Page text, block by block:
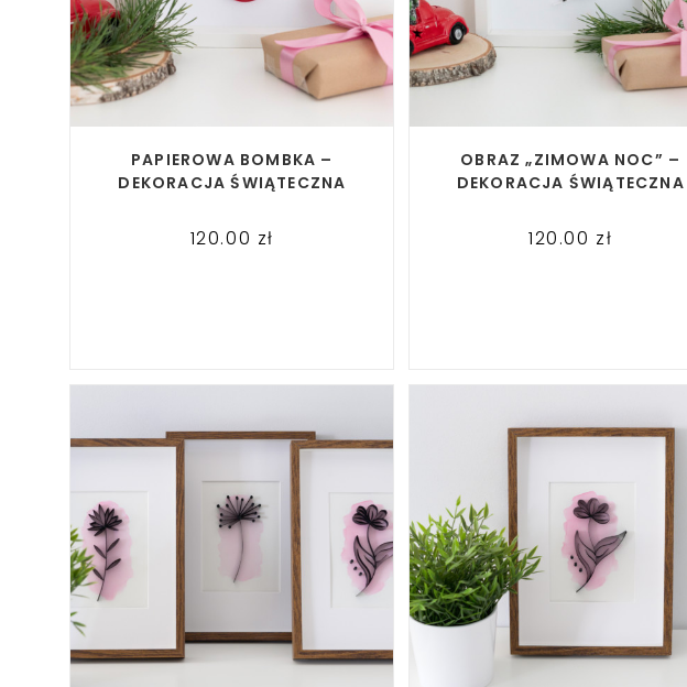
PAPIEROWA BOMBKA –
DEKORACJA ŚWIĄTECZNA
120.00 zł
OBRAZ „ZIMOWA NOC” –
DEKORACJA ŚWIĄTECZNA
120.00 zł